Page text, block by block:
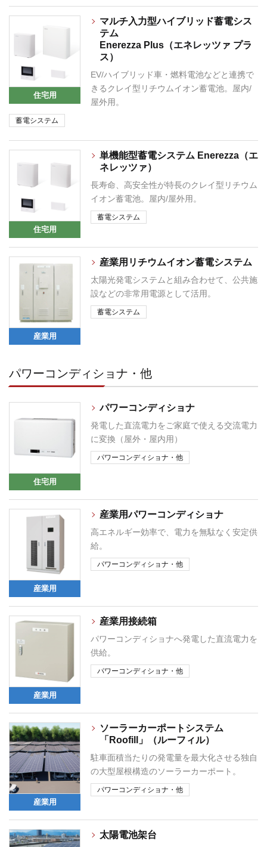
住宅用
マルチ入力型ハイブリッド蓄電シス
テム
Enerezza Plus（エネレッツァ プラ
ス）
EV/ハイブリッド車・燃料電池などと連携で
きるクレイ型リチウムイオン蓄電池。屋内/
屋外用。
蓄電システム
住宅用
単機能型蓄電システム Enerezza（エ
ネレッツァ）
長寿命、高安全性が特長のクレイ型リチウム
イオン蓄電池。屋内/屋外用。
蓄電システム
産業用
産業用リチウムイオン蓄電システム
太陽光発電システムと組み合わせて、公共施
設などの非常用電源として活用。
蓄電システム
パワーコンディショナ・他
住宅用
パワーコンディショナ
発電した直流電力をご家庭で使える交流電力
に変換（屋外・屋内用）
パワーコンディショナ・他
産業用
産業用パワーコンディショナ
高エネルギー効率で、電力を無駄なく安定供
給。
パワーコンディショナ・他
産業用
産業用接続箱
パワーコンディショナへ発電した直流電力を
供給。
パワーコンディショナ・他
産業用
ソーラーカーポートシステム
「Roofill」（ルーフィル）
駐車面積当たりの発電量を最大化させる独自
の大型屋根構造のソーラーカーポート。
パワーコンディショナ・他
太陽電池架台